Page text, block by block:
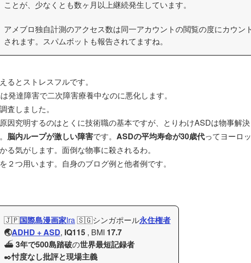
ことが、少なくとも数ヶ月以上継続発生しています。
アメブロ独自計測のアクセス数は同一アカウントの閲覧の度にカウント
されます。スパムボットも報告されてますね。
るとストレスフルです。
発達障害で二次障害療養中なのに悪化します。
査しました。
因究明するのはとくに技術職の基本ですが、とりわけASDは物事解
脳内ループが激しい障害です。 ASDの平均寿命が30歳代ってヨーロ
る気がします。面倒な物事に殺されるわ。
２つ用います。自身のブログ例と他者例です。
🇯🇵国際島漫画家Ira🇸🇬シンガポール永住権者
🌏ADHD + ASD, IQ115 , BMI 17.7
⛴️3年で500島踏破の世界最短記録者
✒️忖度なし批評と現場主義